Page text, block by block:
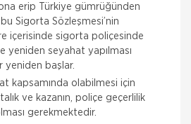
erip Türkiye gümrüğünden
Sigorta Sözleşmesi’nin
içerisinde sigorta poliçesinde
yeniden seyahat yapılması
yeniden başlar.
kapsamında olabilmesi için
ve kazanın, poliçe geçerlilik
gerekmektedir.